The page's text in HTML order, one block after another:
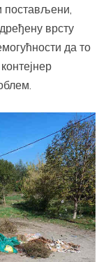
постављени,
врсту
да то